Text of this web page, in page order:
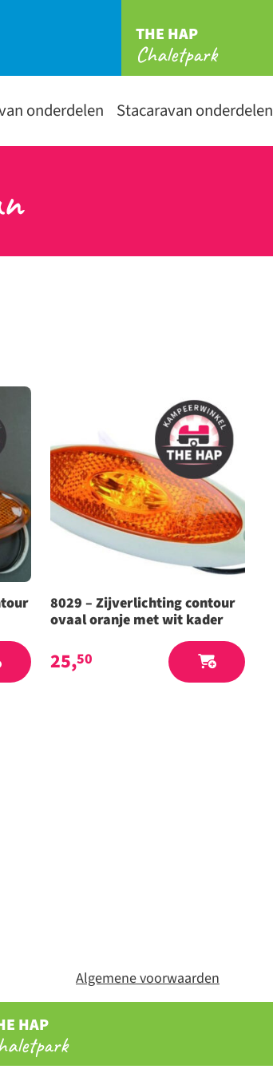
THE HAP
Chaletpark
onderdelen Stacaravan onderdelen
8029 – Zijverlichting contour
ovaal oranje met wit kader
25,50
Algemene voorwaarden
HAP